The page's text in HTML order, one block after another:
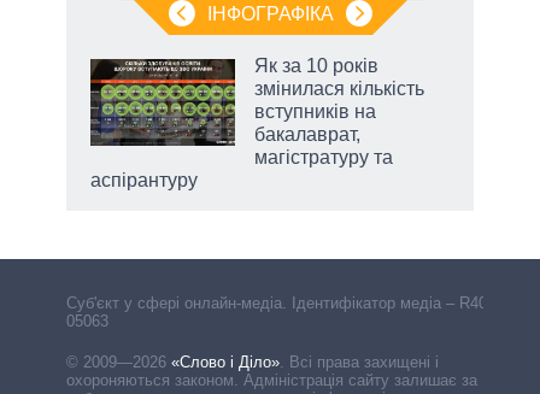
ІНФОГРАФІКА
Як за 10 років
змінилася кількість
вступників на
бакалаврат,
магістратуру та
аспірантуру
Cуб'єкт у сфері онлайн-медіа. Ідентифікатор медіа – R40-
05063
© 2009—2026 «Слово і Діло». Всі права захищені і
охороняються законом. Адміністрація сайту залишає за